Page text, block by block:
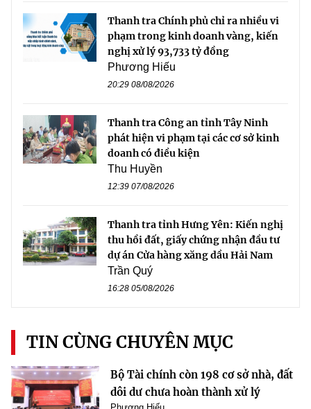
Thanh tra Chính phủ chỉ ra nhiều vi
phạm trong kinh doanh vàng, kiến
nghị xử lý 93,733 tỷ đồng
Phương Hiếu
20:29 08/08/2026
Thanh tra Công an tỉnh Tây Ninh
phát hiện vi phạm tại các cơ sở kinh
doanh có điều kiện
Thu Huyền
12:39 07/08/2026
Thanh tra tỉnh Hưng Yên: Kiến nghị
thu hồi đất, giấy chứng nhận đầu tư
dự án Cửa hàng xăng dầu Hải Nam
Trần Quý
16:28 05/08/2026
TIN CÙNG CHUYÊN MỤC
Bộ Tài chính còn 198 cơ sở nhà, đất
dôi dư chưa hoàn thành xử lý
Phương Hiếu